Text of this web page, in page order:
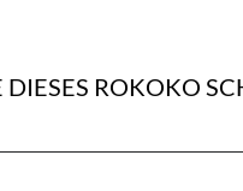
DIESES ROKOKO